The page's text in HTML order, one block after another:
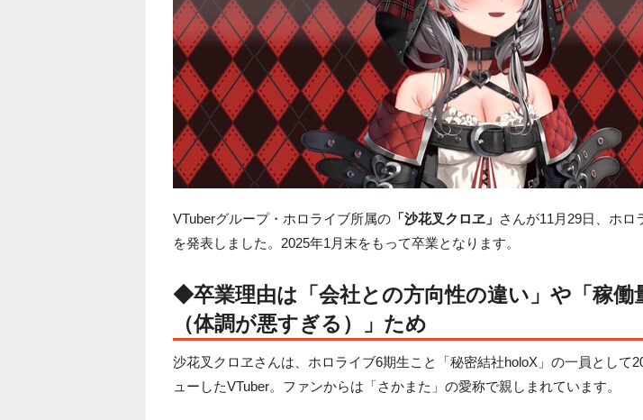
VTuberグループ・ホロライブ所属の 「沙花叉クロヱ」 さんが11月29日、ホロ
を発表しました。2025年1月末をもって卒業となります。
◆卒業理由は「会社との方向性の違い」や「稼働
（体調が悪すぎる）」ため
沙花叉クロヱさんは、ホロライブ6期生こと「秘密結社holoX」の一員として
ューしたVTuber。ファンからは「さかまた」の愛称で親しまれています。